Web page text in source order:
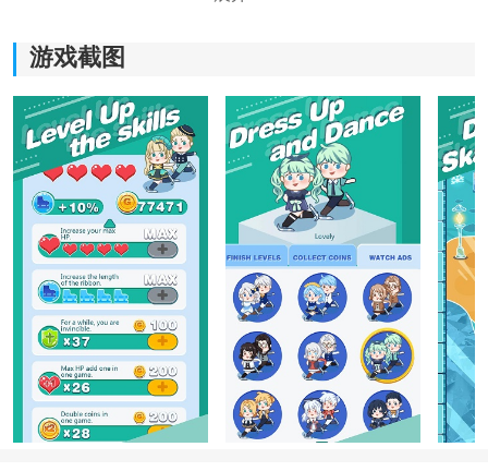
《花样滑冰》游戏特色：
1.面临各种困难，规则简单易懂，精美流畅的屏幕设计。
2.获得更高的分数来解锁新的滑板，增加过关的机会，并
完成困难的挑战。
3.控制滑板的翻转高度，完成动作的难度越高，得分越
高。
游戏截图